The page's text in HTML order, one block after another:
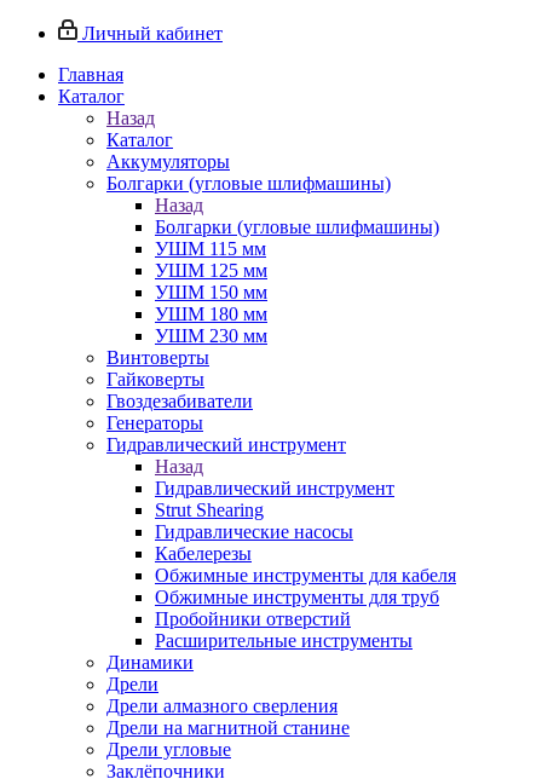
Личный кабинет
Главная
Каталог
Назад
Каталог
Аккумуляторы
Болгарки (угловые шлифмашины)
Назад
Болгарки (угловые шлифмашины)
УШМ 115 мм
УШМ 125 мм
УШМ 150 мм
УШМ 180 мм
УШМ 230 мм
Винтоверты
Гайковерты
Гвоздезабиватели
Генераторы
Гидравлический инструмент
Назад
Гидравлический инструмент
Strut Shearing
Гидравлические насосы
Кабелерезы
Обжимные инструменты для кабеля
Обжимные инструменты для труб
Пробойники отверстий
Расширительные инструменты
Динамики
Дрели
Дрели алмазного сверления
Дрели на магнитной станине
Дрели угловые
Заклёпочники